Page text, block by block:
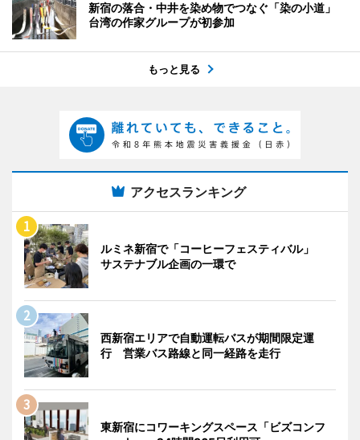
新宿の落合・中井を染め物でつなぐ「染の小道」
台湾の作家グループが初参加
もっと見る
アクセスランキング
ルミネ新宿で「コーヒーフェスティバル」
サステナブル企画の一環で
西新宿エリアで自動運転バスが期間限定運
行 営業バス路線と同一経路を走行
東新宿にコワーキングスペース「ビズコンフ